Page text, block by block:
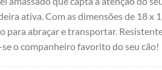
ativa. Com as dimensões de 18 x
para abraçar e transportar.
o companheiro favorito do seu cão!